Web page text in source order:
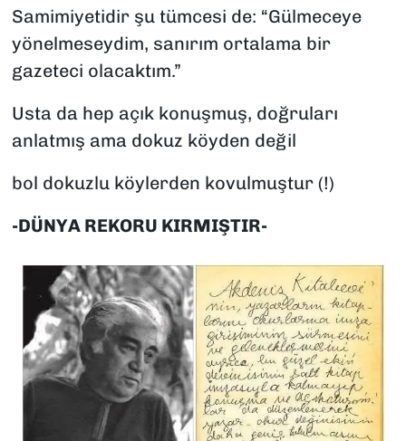
Samimiyetidir şu tümcesi de: “Gülmeceye
yönelmeseydim, sanırım ortalama bir
gazeteci olacaktım.”
Usta da hep açık konuşmuş, doğruları
anlatmış ama dokuz köyden değil
bol dokuzlu köylerden kovulmuştur (!)
-DÜNYA REKORU KIRMIŞTIR-